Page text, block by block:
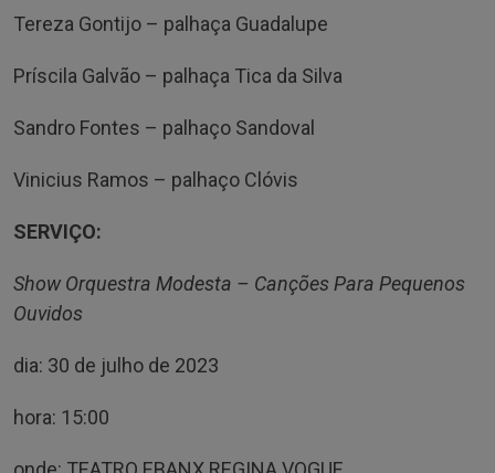
Tereza Gontijo – palhaça Guadalupe
Príscila Galvão – palhaça Tica da Silva
Sandro Fontes – palhaço Sandoval
Vinicius Ramos – palhaço Clóvis
SERVIÇO:
Show Orquestra Modesta – Canções Para Pequenos
Ouvidos
dia: 30 de julho de 2023
hora: 15:00